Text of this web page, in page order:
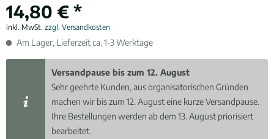
14,80 € *
inkl. MwSt. zzgl. Versandkosten
Am Lager, Lieferzeit ca. 1-3 Werktage
Versandpause bis zum 12. August
Sehr geehrte Kunden, aus organisatorischen Gründen
machen wir bis zum 12. August eine kurze Versandpause.
Ihre Bestellungen werden ab dem 13. August priorisiert
bearbeitet.